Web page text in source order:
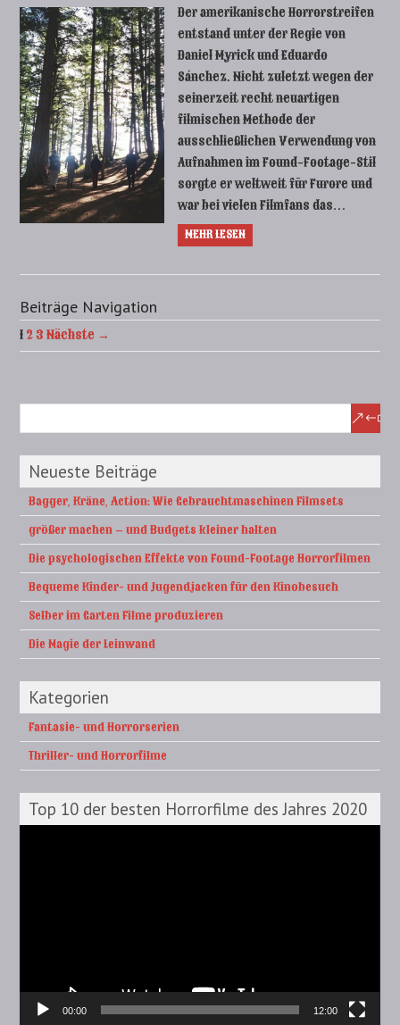
Der amerikanische Horrorstreifen
entstand unter der Regie von
Daniel Myrick und Eduardo
Sánchez. Nicht zuletzt wegen der
seinerzeit recht neuartigen
filmischen Methode der
ausschließlichen Verwendung von
Aufnahmen im Found-Footage-Stil
sorgte er weltweit für Furore und
war bei vielen Filmfans das…
MEHR LESEN
Beiträge Navigation
1 2 3 Nächste →
Neueste Beiträge
Bagger, Kräne, Action: Wie Gebrauchtmaschinen Filmsets
größer machen – und Budgets kleiner halten
Die psychologischen Effekte von Found-Footage Horrorfilmen
Bequeme Kinder- und Jugendjacken für den Kinobesuch
Selber im Garten Filme produzieren
Die Magie der Leinwand
Kategorien
Fantasie- und Horrorserien
Thriller- und Horrorfilme
Top 10 der besten Horrorfilme des Jahres 2020
00:00 12:00